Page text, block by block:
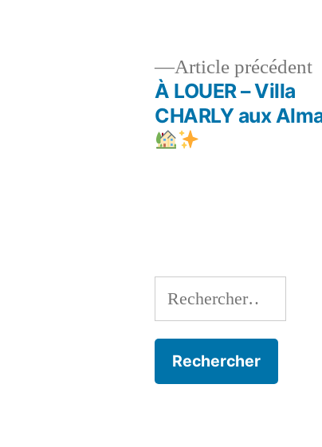
Navigation
Article précédent
À LOUER – Villa
CHARLY aux
Rechercher :